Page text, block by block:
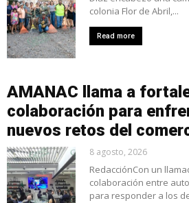
colonia Flor de Abril,...
Read more
AMANAC llama a
colaboración para
nuevos retos del
8 agosto, 2026
RedacciónCon un
colaboración entre
para responder a los